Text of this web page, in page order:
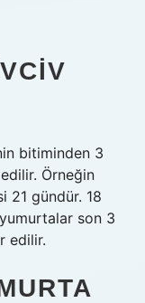
bitiminden 3
Örneğin
21 gündür. 18
son 3
edilir.